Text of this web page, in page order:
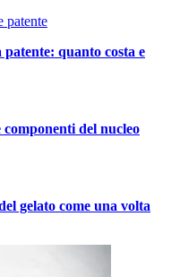
quanto costa e
componenti del nucleo
gelato come una volta